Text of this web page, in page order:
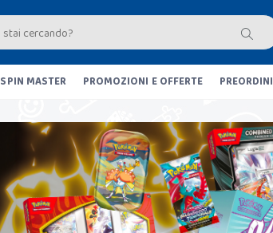
SPIN MASTER PROMOZIONI E OFFERTE PREORDINI